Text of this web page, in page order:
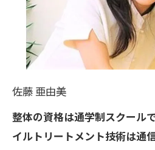
佐藤 亜由美
整体の資格は通学制スクール
イルトリートメント技術は通